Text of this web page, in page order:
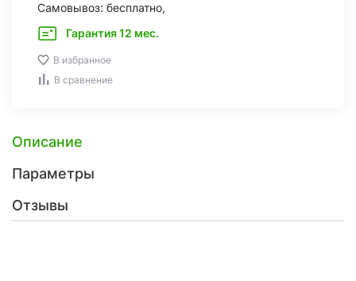
Самовывоз: бесплатно,
Гарантия 12 мес.
В избранное
В сравнение
Описание
Параметры
Отзывы